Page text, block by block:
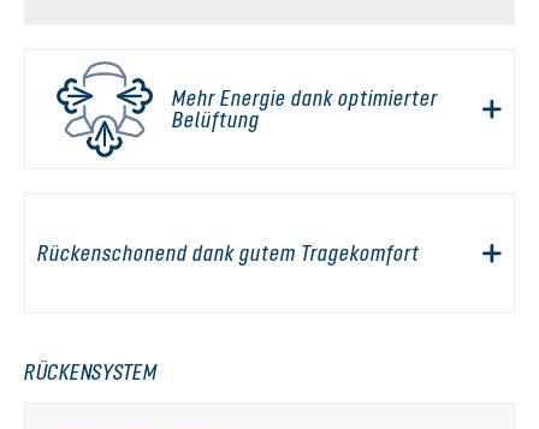
Mehr Energie dank optimierter
Belüftung
Rückenschonend dank gutem Tragekomfort
RÜCKENSYSTEM